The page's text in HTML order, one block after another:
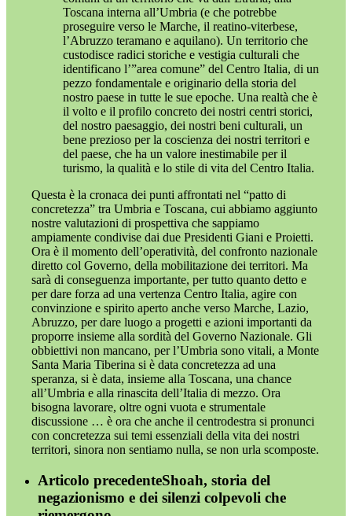
Toscana interna all’Umbria (e che potrebbe
proseguire verso le Marche, il reatino-viterbese,
l’Abruzzo teramano e aquilano). Un territorio che
custodisce radici storiche e vestigia culturali che
identificano l’”area comune” del Centro Italia, di un
pezzo fondamentale e originario della storia del
nostro paese in tutte le sue epoche. Una realtà che è
il volto e il profilo concreto dei nostri centri storici,
del nostro paesaggio, dei nostri beni culturali, un
bene prezioso per la coscienza dei nostri territori e
del paese, che ha un valore inestimabile per il
turismo, la qualità e lo stile di vita del Centro Italia.
Questa è la cronaca dei punti affrontati nel “patto di
concretezza” tra Umbria e Toscana, cui abbiamo aggiunto
nostre valutazioni di prospettiva che sappiamo
ampiamente condivise dai due Presidenti Giani e Proietti.
Ora è il momento dell’operatività, del confronto nazionale
diretto col Governo, della mobilitazione dei territori. Ma
sarà di conseguenza importante, per tutto quanto detto e
per dare forza ad una vertenza Centro Italia, agire con
convinzione e spirito aperto anche verso Marche, Lazio,
Abruzzo, per dare luogo a progetti e azioni importanti da
proporre insieme alla sordità del Governo Nazionale. Gli
obbiettivi non mancano, per l’Umbria sono vitali, a Monte
Santa Maria Tiberina si è data concretezza ad una
speranza, si è data, insieme alla Toscana, una chance
all’Umbria e alla rinascita dell’Italia di mezzo. Ora
bisogna lavorare, oltre ogni vuota e strumentale
discussione … è ora che anche il centrodestra si pronunci
con concretezza sui temi essenziali della vita dei nostri
territori, sinora non sentiamo nulla, se non urla scomposte.
Articolo precedenteShoah, storia del
negazionismo e dei silenzi colpevoli che